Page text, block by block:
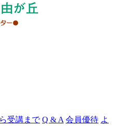
ャ
受講まで Q & A 会員優待 よ